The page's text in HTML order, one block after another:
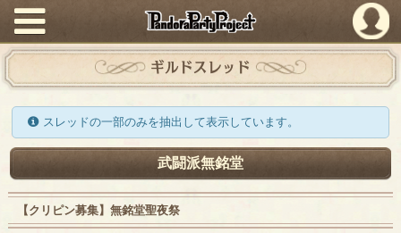
PandoraPartyProject
ギルドスレッド
スレッドの一部のみを抽出して表示しています。
武闘派無銘堂
【クリピン募集】無銘堂聖夜祭